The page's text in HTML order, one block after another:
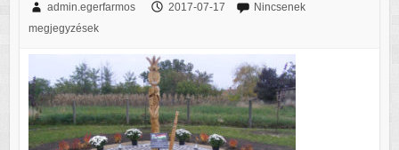
admin.egerfarmos 2017-07-17
Nincsenek
megjegyzések